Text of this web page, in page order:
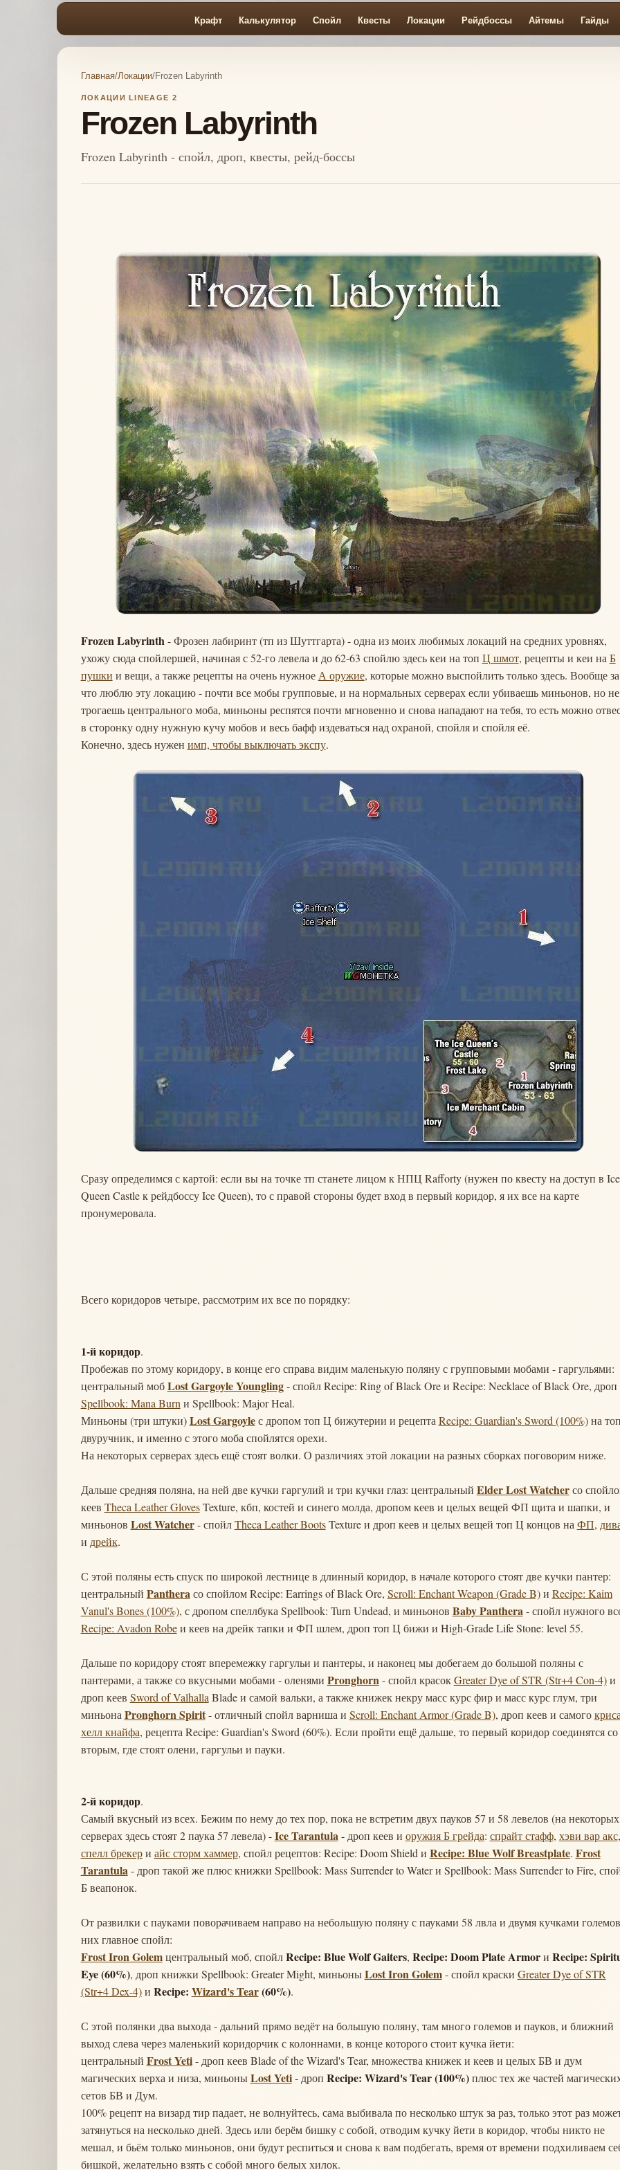
Крафт Калькулятор Спойл Квесты Локации Рейдбоссы Айтемы Гайды
Главная/Локации/Frozen Labyrinth
ЛОКАЦИИ LINEAGE 2
Frozen Labyrinth
Frozen Labyrinth - спойл, дроп, квесты, рейд-боссы
Frozen Labyrinth - Фрозен лабиринт (тп из Шуттгарта) - одна из моих любимых локаций на средних уровнях,
ухожу сюда спойлершей, начиная с 52-го левела и до 62-63 спойлю здесь кеи на топ Ц шмот, рецепты и кеи на Б
пушки и вещи, а также рецепты на очень нужное А оружие, которые можно выспойлить только здесь. Вообще за
что люблю эту локацию - почти все мобы групповые, и на нормальных серверах если убиваешь миньонов, но не
трогаешь центрального моба, миньоны респятся почти мгновенно и снова нападают на тебя, то есть можно
в сторонку одну нужную кучу мобов и весь бафф издеваться над охраной, спойля и спойля её.
Конечно, здесь нужен имп, чтобы выключать экспу.
Сразу определимся с картой: если вы на точке тп станете лицом к НПЦ Rafforty (нужен по квесту на доступ в Ice
Queen Castle к рейдбоссу Ice Queen), то с правой стороны будет вход в первый коридор, я их все на карте
пронумеровала.
Всего коридоров четыре, рассмотрим их все по порядку:
1-й коридор.
Пробежав по этому коридору, в конце его справа видим маленькую поляну с групповыми мобами - гаргульями:
центральный мобLost Gargoyle Youngling- спойл Recipe: Ring of Black Ore и Recipe: Necklace of Black Ore, дроп
Spellbook: Mana Burn и Spellbook: Major Heal.
Миньоны (три штуки)Lost Gargoyleс дропом топ Ц бижутерии и рецепта Recipe: Guardian's Sword (100%)на
двуручник, и именно с этого моба спойлятся орехи.
На некоторых серверах здесь ещё стоят волки. О различиях этой локации на разных сборках поговорим ниже.
Дальше средняя поляна, на ней две кучки гаргулий и три кучки глаз: центральный Elder Lost Watcherсо
кеев Theca Leather GlovesTexture, кбп, костей и синего молда, дропом кеев и целых вещей ФП щита и шапки, и
миньонов Lost Watcher- спойлTheca Leather BootsTexture и дроп кеев и целых вещей топ Ц концов на ФП,
и дрейк.
С этой поляны есть спуск по широкой лестнице в длинный коридор, в начале которого стоят две кучки пантер:
центральный Panthera со спойлом Recipe: Earrings of Black Ore, Scroll: Enchant Weapon (Grade B)и Recipe: Kaim
Vanul's Bones (100%), с дропом спеллбука Spellbook: Turn Undead, и миньонов Baby Panthera - спойл нужного
Recipe: Avadon Robeи кеев на дрейк тапки и ФП шлем, дроп топ Ц бижи и High-Grade Life Stone: level 55.
Дальше по коридору стоят вперемежку гаргульи и пантеры, и наконец мы добегаем до большой поляны с
пантерами, а также со вкусными мобами - оленями Pronghorn - спойл красокGreater Dye of STR (Str+4 Con-4)и
дроп кеев Sword of Valhalla Blade и самой вальки, а также книжек некру масс курс фир и масс курс глум, три
миньона Pronghorn Spirit- отличный спойл варниша и Scroll: Enchant Armor (Grade B), дроп кеев и самого
хелл кнайфа, рецепта Recipe: Guardian's Sword (60%). Если пройти ещё дальше, то первый коридор соединятся со
вторым, где стоят олени, гаргульи и пауки.
2-й коридор.
Самый вкусный из всех. Бежим по нему до тех пор, пока не встретим двух пауков 57 и 58 левелов (на некоторых
серверах здесь стоят 2 паука 57 левела) -Ice Tarantula - дроп кеев и оружия Б грейда: спрайт стафф, хэви вар акс,
спелл брекери айс сторм хаммер, спойл рецептов: Recipe: Doom Shield и Recipe: Blue Wolf Breastplate. Frost
Tarantula - дроп такой же плюс книжки Spellbook: Mass Surrender to Water и Spellbook: Mass Surrender to Fire,
Б веапонок.
От развилки с пауками поворачиваем направо на небольшую поляну с пауками 58 лвла и двумя кучками
них главное спойл:
Frost Iron Golemцентральный моб, спойлRecipe: Blue Wolf Gaiters, Recipe: Doom Plate Armorи Recipe:
Eye (60%), дроп книжки Spellbook: Greater Might, миньоныLost Iron Golem- спойл краски Greater Dye of STR
(Str+4 Dex-4)и Recipe: Wizard's Tear(60%).
С этой полянки два выхода - дальний прямо ведёт на большую поляну, там много големов и пауков, и ближний
выход слева через маленький коридорчик с колоннами, в конце которого стоит кучка йети:
центральный Frost Yeti- дроп кеев Blade of the Wizard's Tear, множества книжек и кеев и целых БВ и дум
магических верха и низа, миньоныLost Yeti- дроп Recipe: Wizard's Tear (100%)плюс тех же частей
сетов БВ и Дум.
100% рецепт на визард тир падает, не волнуйтесь, сама выбивала по несколько штук за раз, только этот раз
затянуться на несколько дней. Здесь или берём бишку с собой, отводим кучку йети в коридор, чтобы никто не
мешал, и бьём только миньонов, они будут респиться и снова к вам подбегать, время от времени подхиливаем
бишкой, желательно взять с собой много белых хилок.